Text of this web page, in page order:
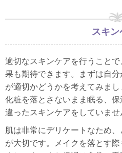
スキン
適切なスキンケアを行うこと
果も期待できます。まずは自
が適切かどうかを考えてみまし
化粧を落とさないまま眠る、
違ったスキンケアをしていませ
肌は非常にデリケートなため
が大切です。メイクを落とす